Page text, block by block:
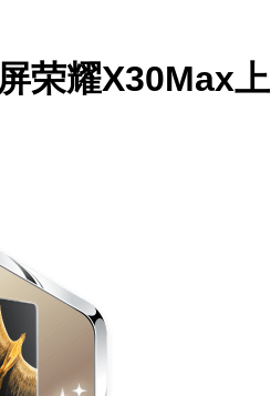
荣耀X30Max上